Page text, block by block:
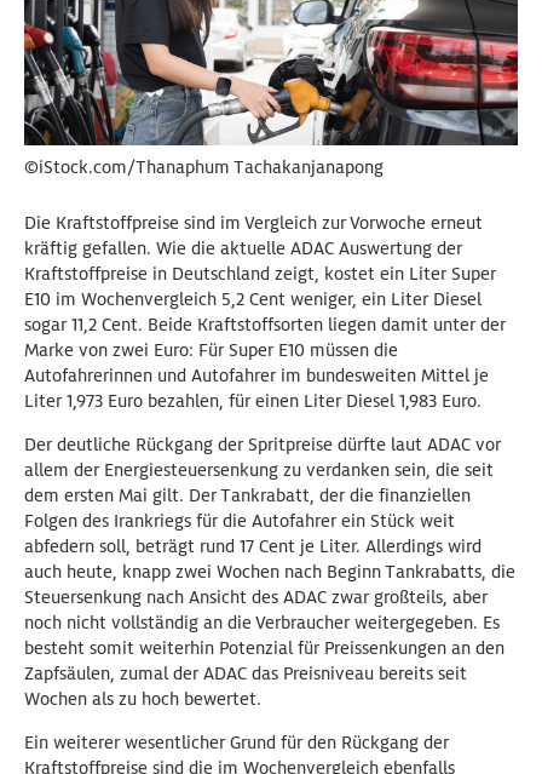
©iStock.com/Thanaphum Tachakanjanapong
Die Kraftstoffpreise sind im Vergleich zur Vorwoche erneut
kräftig gefallen. Wie die aktuelle ADAC Auswertung der
Kraftstoffpreise in Deutschland zeigt, kostet ein Liter Super
E10 im Wochenvergleich 5,2 Cent weniger, ein Liter Diesel
sogar 11,2 Cent. Beide Kraftstoffsorten liegen damit unter der
Marke von zwei Euro: Für Super E10 müssen die
Autofahrerinnen und Autofahrer im bundesweiten Mittel je
Liter 1,973 Euro bezahlen, für einen Liter Diesel 1,983 Euro.
Der deutliche Rückgang der Spritpreise dürfte laut ADAC vor
allem der Energiesteuersenkung zu verdanken sein, die seit
dem ersten Mai gilt. Der Tankrabatt, der die finanziellen
Folgen des Irankriegs für die Autofahrer ein Stück weit
abfedern soll, beträgt rund 17 Cent je Liter. Allerdings wird
auch heute, knapp zwei Wochen nach Beginn Tankrabatts, die
Steuersenkung nach Ansicht des ADAC zwar großteils, aber
noch nicht vollständig an die Verbraucher weitergegeben. Es
besteht somit weiterhin Potenzial für Preissenkungen an den
Zapfsäulen, zumal der ADAC das Preisniveau bereits seit
Wochen als zu hoch bewertet.
Ein weiterer wesentlicher Grund für den Rückgang der
Kraftstoffpreise sind die im Wochenvergleich ebenfalls